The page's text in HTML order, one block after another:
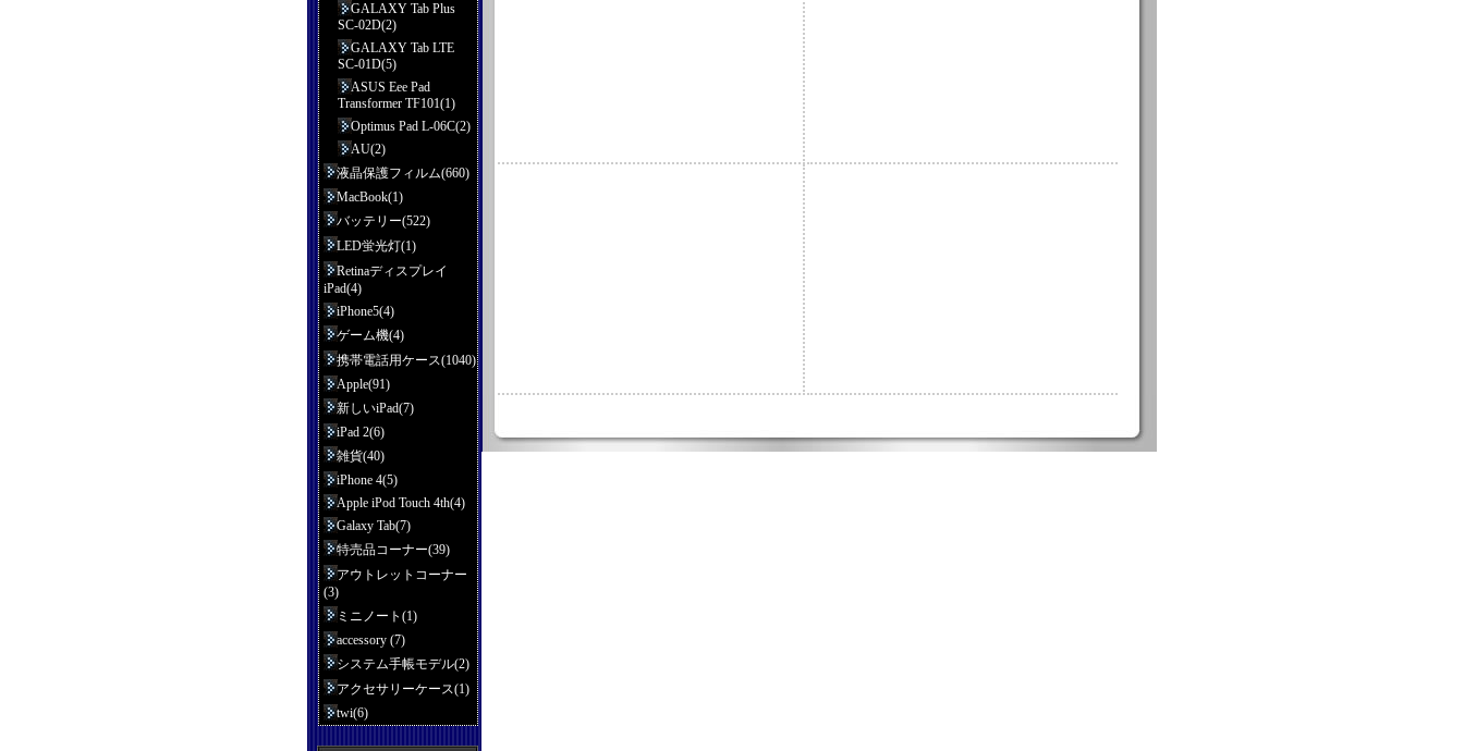
GALAXY Tab Plus
SC-02D(2)
GALAXY Tab LTE
SC-01D(5)
ASUS Eee Pad
Transformer TF101(1)
Optimus Pad L-06C(2)
AU(2)
液晶保護フィルム(660)
MacBook(1)
バッテリー(522)
LED蛍光灯(1)
Retinaディスプレイ
iPad(4)
iPhone5(4)
ゲーム機(4)
携帯電話用ケース(1040)
Apple(91)
新しいiPad(7)
iPad 2(6)
雑貨(40)
iPhone 4(5)
Apple iPod Touch 4th(4)
Galaxy Tab(7)
特売品コーナー(39)
アウトレットコーナー
(3)
ミニノート(1)
accessory (7)
システム手帳モデル(2)
アクセサリーケース(1)
twi(6)